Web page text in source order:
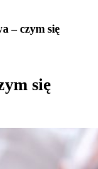
– czym się
się